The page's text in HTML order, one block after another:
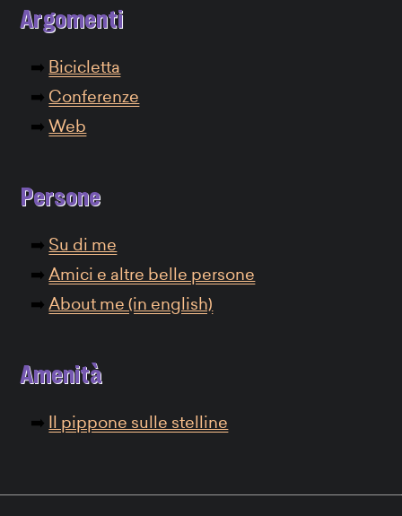
Argomenti
Bicicletta
Conferenze
Web
Persone
Su di me
Amici e altre belle persone
About me (in english)
Amenità
Il pippone sulle stelline